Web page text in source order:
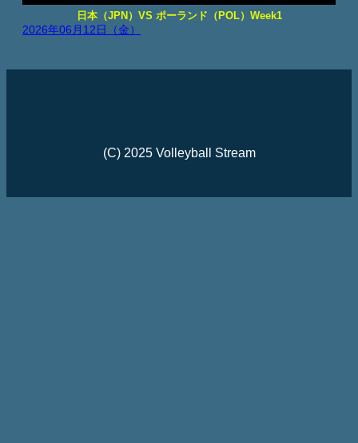
日本（JPN）VS ポーランド（POL）Week1
2026年06月12日（金）
(C) 2025 Volleyball Stream